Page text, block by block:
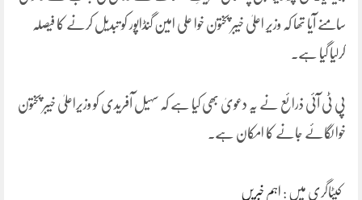
سامنے آیا تھا کہ وزیرِ اعلیٰ خیبر پختون خوا علی امین گنڈاپور کو تبدیل کرنے کا فیصلہ
کرلیا گیا ہے۔
پی ٹی آئی ذرائع نے یہ دعویٰ بھی کیا ہے کہ سہیل آفریدی کو وزیراعلیٰ خیبر پختون
خوا لگائے جانے کا امکان ہے۔
کیٹاگری میں : اہم خبریں